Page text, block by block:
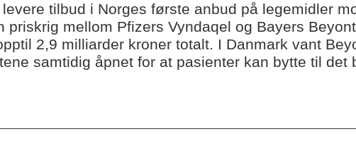
tilbud i Norges første anbud på legemidler
priskrig mellom Pfizers Vyndaqel og Bayers
2,9 milliarder kroner totalt. I Danmark vant
samtidig åpnet for at pasienter kan bytte til det